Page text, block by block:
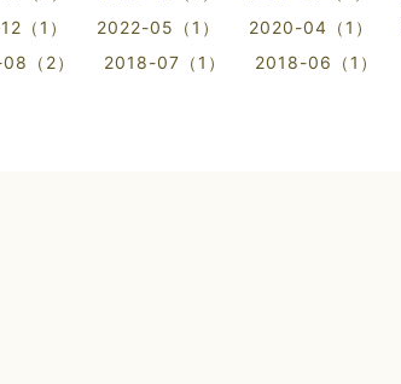
（1） 2022-05（1） 2020-04（1）
（2） 2018-07（1） 2018-06（1）